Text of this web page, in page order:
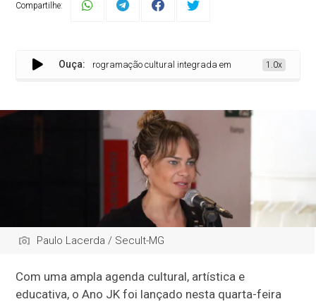
Compartilhe:
Ouça:
o Ano JK com programação cultural integrada em Minas Gerais1.0x
Paulo Lacerda / Secult-MG
Com uma ampla agenda cultural, artística e
educativa, o Ano JK foi lançado nesta quarta-feira